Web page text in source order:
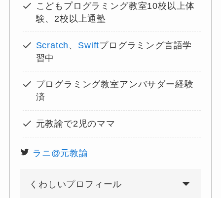
こどもプログラミング教室10校以上体
験、2校以上通塾
Scratch 、 Swiftプログラミング言語学
習中
プログラミング教室アンバサダー経験
済
元教諭で2児のママ
ラニ@元教諭
くわしいプロフィール